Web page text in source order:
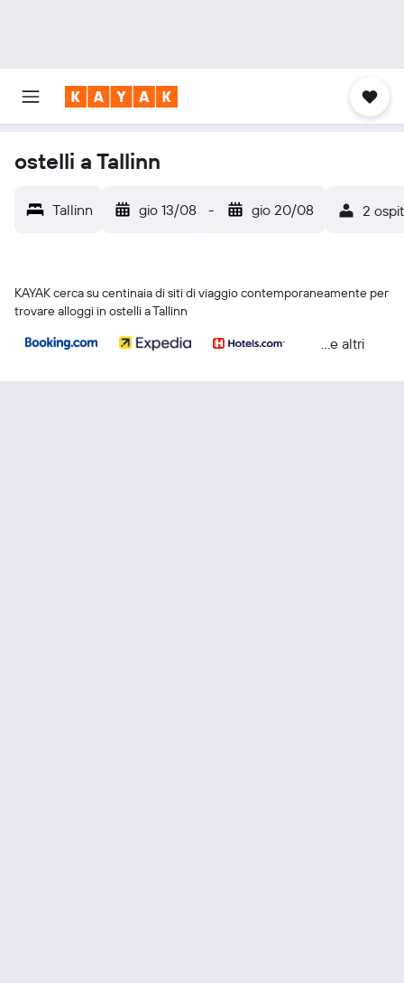
ostelli a Tallinn
Tallinn gio 13/08 - gio 20/08 2
KAYAK cerca su centinaia di siti di viaggio contemporaneamente per
trovare alloggi in ostelli a Tallinn
...e altri